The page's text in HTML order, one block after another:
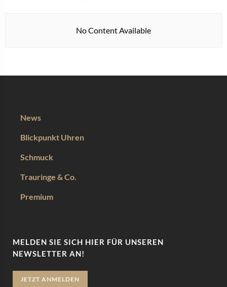
No Content Available
News
Blickpunkt Uhren
Schmuck
Trauringe & Co.
Premium
MELDEN SIE SICH HIER FÜR UNSEREN
NEWSLETTER AN!
JETZT ANMELDEN